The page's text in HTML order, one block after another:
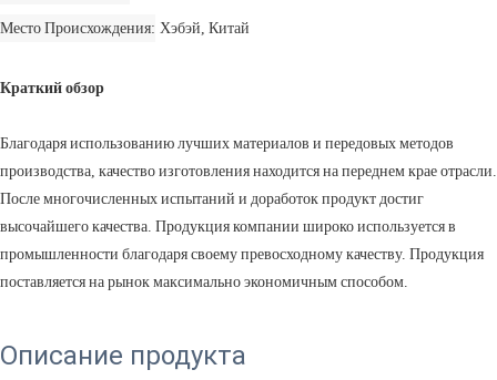
Место Происхождения Хэбэй, Китай
Краткий обзор
Благодаря использованию лучших материалов и передовых методов
производства, качество изготовления находится на переднем крае отрасли.
После многочисленных испытаний и доработок продукт достиг
высочайшего качества. Продукция компании широко используется в
промышленности благодаря своему превосходному качеству. Продукция
поставляется на рынок максимально экономичным способом.
Описание продукта